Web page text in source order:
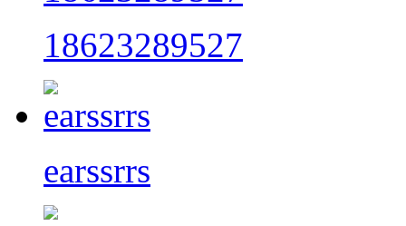
18623289527
earssrrs